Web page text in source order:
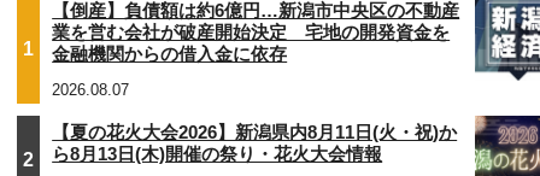
1
【倒産】負債額は約6億円…新潟市中央区の不動産
業を営む会社が破産開始決定 宅地の開発資金を
金融機関からの借入金に依存
2026.08.07
2
【夏の花火大会2026】新潟県内8月11日(火・祝)か
ら8月13日(木)開催の祭り・花火大会情報